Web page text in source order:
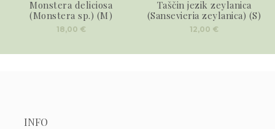
Monstera deliciosa
(Monstera sp.) (M)
18,00 €
Taščin jezik zeylanica
(Sansevieria zeylanica) (S)
12,00 €
INFO